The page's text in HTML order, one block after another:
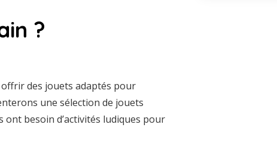
?
des jouets adaptés pour
une sélection de jouets
ont besoin d’activités ludiques pour